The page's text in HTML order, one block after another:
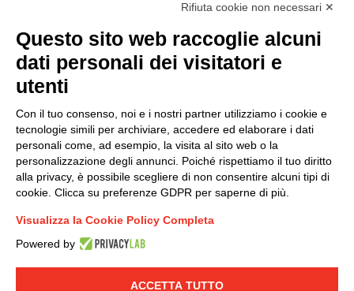
LINKEDIN YOUTUBE
Modello organizzativo, gestione e controllo – D. lgs.
231/2001
Condizioni generali di vendita DKC Power Solutions
Condizioni generali di acquisto
Codice etico
Rifiuta cookie non necessari ✕
Questo sito web raccoglie alcuni
dati personali dei visitatori e
utenti
Con il tuo consenso, noi e i nostri partner utilizziamo i cookie e
tecnologie simili per archiviare, accedere ed elaborare i dati
personali come, ad esempio, la visita al sito web o la
personalizzazione degli annunci. Poiché rispettiamo il tuo diritto
alla privacy, è possibile scegliere di non consentire alcuni tipi di
cookie. Clicca su preferenze GDPR per saperne di più.
Visualizza la Cookie Policy Completa
Powered by
ACCETTA TUTTO